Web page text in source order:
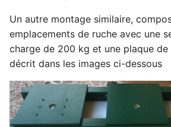
r
e
c
h
e
Export data
Un autre montage similaire,
emplacements de ruche avec une
charge de 200 kg et une plaque
décrit dans les images ci-dessous